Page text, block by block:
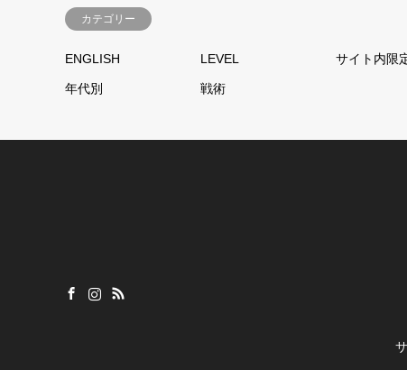
カテゴリー
ENGLISH LEVEL サイト内限
年代別 戦術